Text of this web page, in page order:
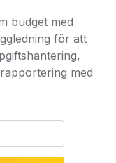
budget med
för att
med